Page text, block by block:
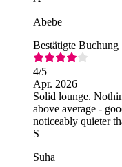
Abebe
Bestätigte Buchung
4/5
Apr. 2026
Solid lounge.
above average -
noticeably quieter
S
Suha